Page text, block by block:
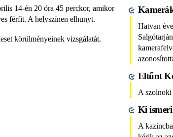
14-én 20 óra 45 perckor, amikor
férfit. A helyszínen elhunyt.
körülményeinek vizsgálatát.
Hatvan
Eltűnt
A szolnoki
Ki
A